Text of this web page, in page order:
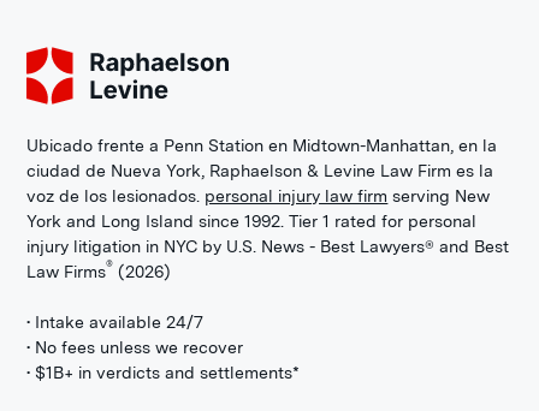
Ubicado frente a Penn Station en Midtown-Manhattan, en la
ciudad de Nueva York, Raphaelson & Levine Law Firm es la
voz de los lesionados. personal injury law firm serving New
York and Long Island since 1992. Tier 1 rated for personal
injury litigation in NYC by U.S. News - Best Lawyers® and Best
Law Firms® (2026)
• Intake available 24/7
• No fees unless we recover
• $1B+ in verdicts and settlements*